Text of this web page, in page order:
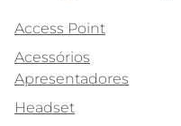
Access Point
Acessórios
Apresentadores
Headset